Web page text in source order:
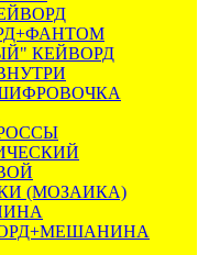
КЕЙВОРД
(МОЗАИКА)